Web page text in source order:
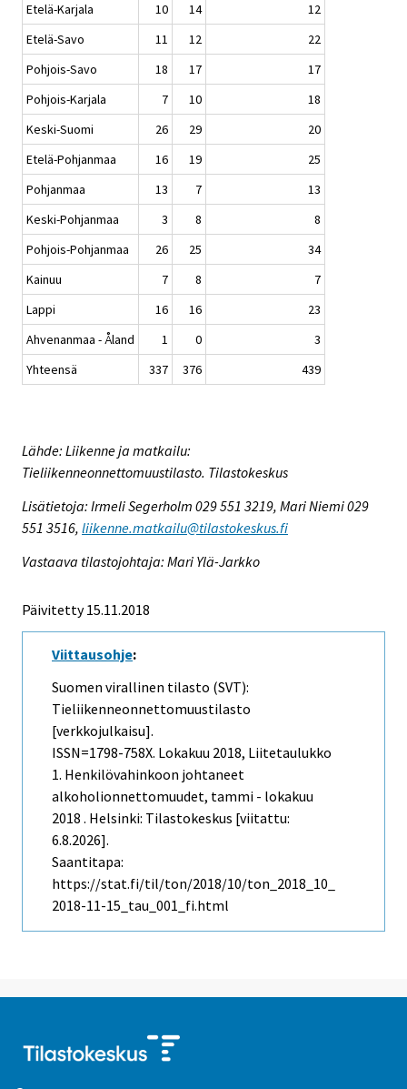
Etelä-Karjala
10 14
12
Etelä-Savo
11 12
22
Pohjois-Savo
18 17
17
Pohjois-Karjala
7 10
18
Keski-Suomi
26 29
20
Etelä-Pohjanmaa
16 19
25
Pohjanmaa
13 7
13
Keski-Pohjanmaa
3 8
8
Pohjois-Pohjanmaa
26 25
34
Kainuu
7 8
7
Lappi
16 16
23
Ahvenanmaa - Åland
1 0
3
Yhteensä
337 376 439
Lähde: Liikenne ja matkailu:
Tieliikenneonnettomuustilasto. Tilastokeskus
Lisätietoja: Irmeli Segerholm 029 551 3219, Mari Niemi 029
551 3516, liikenne.matkailu@tilastokeskus.fi
Vastaava tilastojohtaja: Mari Ylä-Jarkko
Päivitetty 15.11.2018
Viittausohje:
Suomen virallinen tilasto (SVT):
Tieliikenneonnettomuustilasto
[verkkojulkaisu].
ISSN=1798-758X. Lokakuu 2018, Liitetaulukko
1. Henkilövahinkoon johtaneet
alkoholionnettomuudet, tammi - lokakuu
2018 . Helsinki: Tilastokeskus [viitattu:
6.8.2026].
Saantitapa:
https://stat.fi/til/ton/2018/10/ton_2018_10_
2018-11-15_tau_001_fi.html